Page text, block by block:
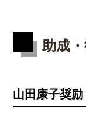
助成
山田康子奨